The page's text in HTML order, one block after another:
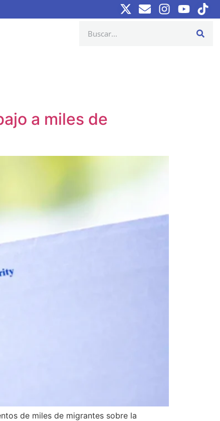
a miles de
de miles de migrantes sobre la